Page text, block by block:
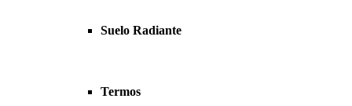
Suelo Radiante
Termos